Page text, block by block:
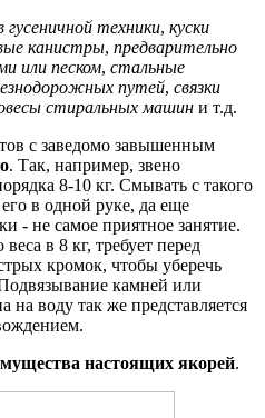
гусеничной техники, куски
канистры, предварительно
или песком, стальные
путей, связки
стиральных машин и т.д.
с заведомо завышенным
. Так, например, звено
8-10 кг. Смывать с такого
в одной руке, да еще
- не самое приятное занятие.
в 8 кг, требует перед
кромок, чтобы уберечь
камней или
на воду так же представляется
настоящих якорей.